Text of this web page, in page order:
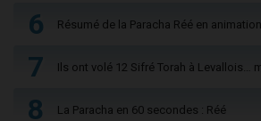
6 Résumé de la Paracha Réé en
7 Ils ont volé 12 Sifré Torah à Levallois…
8 La Paracha en 60 secondes : Réé